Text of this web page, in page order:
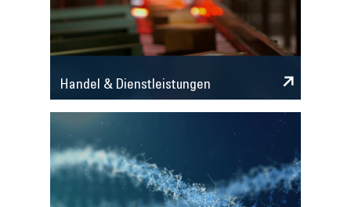
Handel & Dienstleistungen